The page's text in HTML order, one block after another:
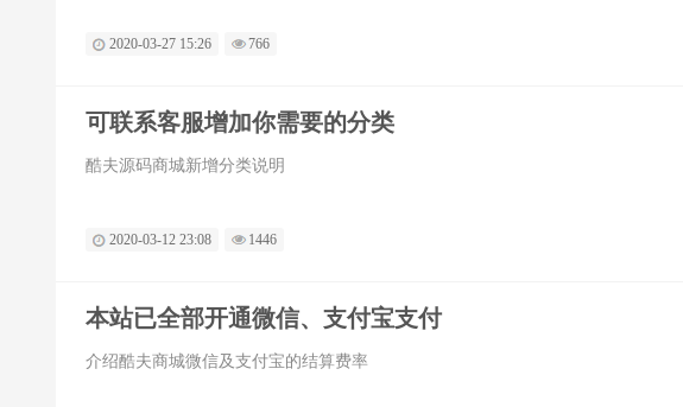
2020-03-27 15:26 766
可联系客服增加你需要的分类
酷夫源码商城新增分类说明
2020-03-12 23:08 1446
本站已全部开通微信、支付宝支付
介绍酷夫商城微信及支付宝的结算费率